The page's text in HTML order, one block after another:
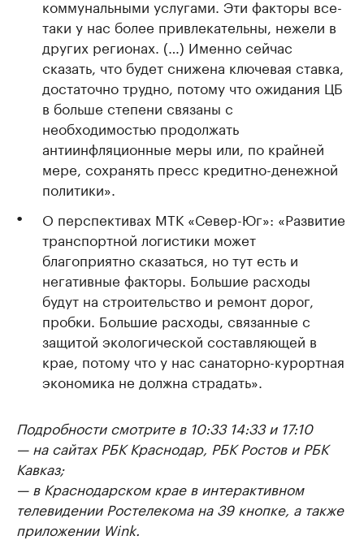
коммунальными услугами. Эти факторы все-
таки у нас более привлекательны, нежели в
других регионах. (…) Именно сейчас
сказать, что будет снижена ключевая ставка,
достаточно трудно, потому что ожидания ЦБ
в больше степени связаны с
необходимостью продолжать
антиинфляционные меры или, по крайней
мере, сохранять пресс кредитно-денежной
политики».
О перспективах МТК «Север-Юг»: «Развитие
транспортной логистики может
благоприятно сказаться, но тут есть и
негативные факторы. Большие расходы
будут на строительство и ремонт дорог,
пробки. Большие расходы, связанные с
защитой экологической составляющей в
крае, потому что у нас санаторно-курортная
экономика не должна страдать».
Подробности смотрите в 10:33 14:33 и 17:10
— на сайтах РБК Краснодар, РБК Ростов и РБК
Кавказ;
— в Краснодарском крае в интерактивном
телевидении Ростелекома на 39 кнопке, а также
приложении Wink.